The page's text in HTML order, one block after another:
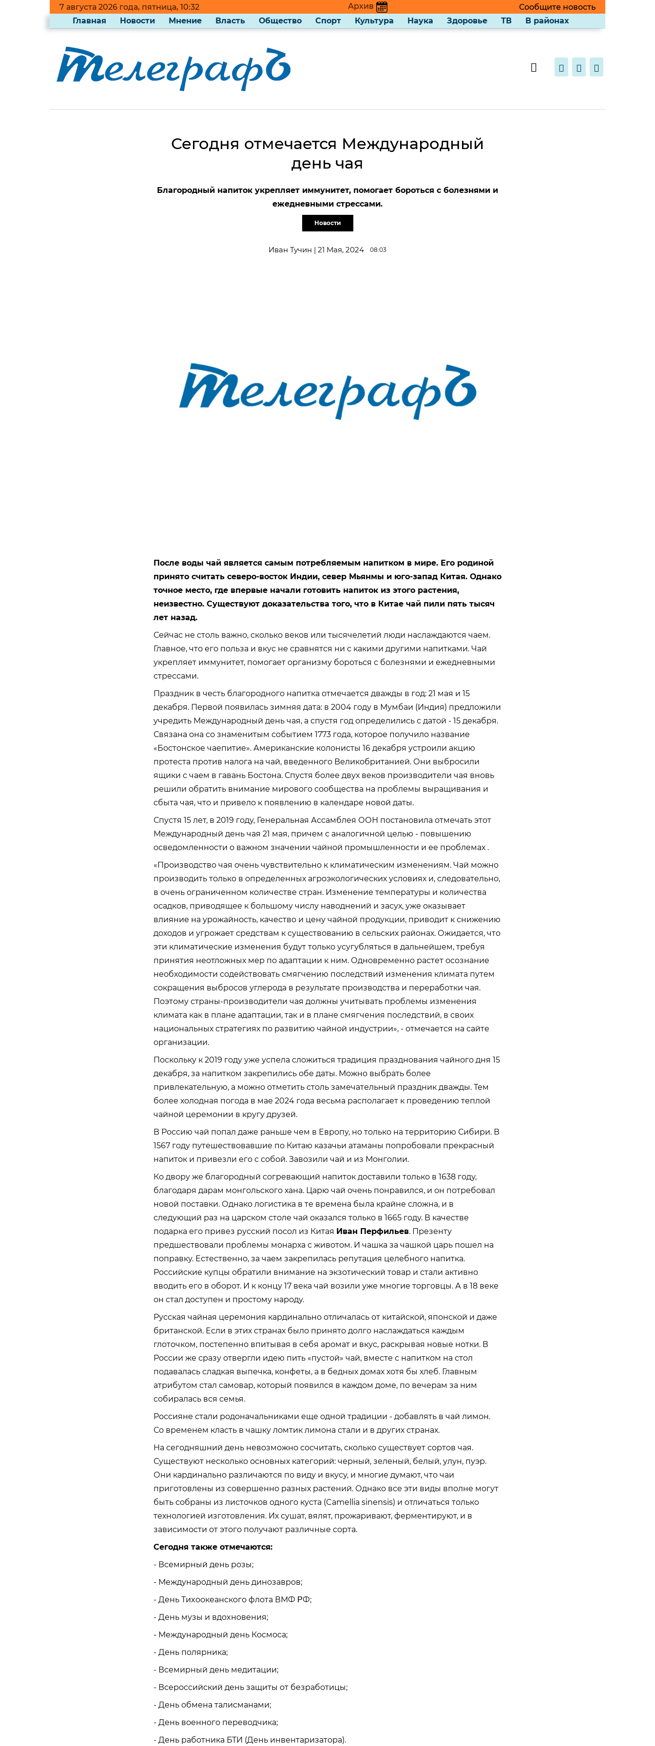
7 августа 2026 года, пятница, 10:32 Архив
Сообщите новость
Главная
Новости Мнение Власть Общество Спорт Культура Наука Здоровье ТВ В районах
Сегодня отмечается Международный
день чая
Благородный напиток укрепляет иммунитет, помогает бороться с болезнями и
ежедневными стрессами.
Новости
Иван Тучин | 21 Мая, 2024 08:03
После воды чай является самым потребляемым напитком в мире. Его родиной
принято считать северо-восток Индии, север Мьянмы и юго-запад Китая. Однако
точное место, где впервые начали готовить напиток из этого растения,
неизвестно. Существуют доказательства того, что в Китае чай пили пять тысяч
лет назад.
Сейчас не столь важно, сколько веков или тысячелетий люди наслаждаются чаем.
Главное, что его польза и вкус не сравнятся ни с какими другими напитками. Чай
укрепляет иммунитет, помогает организму бороться с болезнями и ежедневными
стрессами.
Праздник в честь благородного напитка отмечается дважды в год: 21 мая и 15
декабря. Первой появилась зимняя дата: в 2004 году в Мумбаи (Индия) предложили
учредить Международный день чая, а спустя год определились с датой - 15 декабря.
Связана она со знаменитым событием 1773 года, которое получило название
«Бостонское чаепитие». Американские колонисты 16 декабря устроили акцию
протеста против налога на чай, введенного Великобританией. Они выбросили
ящики с чаем в гавань Бостона. Спустя более двух веков производители чая вновь
решили обратить внимание мирового сообщества на проблемы выращивания и
сбыта чая, что и привело к появлению в календаре новой даты.
Спустя 15 лет, в 2019 году, Генеральная Ассамблея ООН постановила отмечать этот
Международный день чая 21 мая, причем с аналогичной целью - повышению
осведомленности о важном значении чайной промышленности и ее проблемах .
«Производство чая очень чувствительно к климатическим изменениям. Чай можно
производить только в определенных агроэкологических условиях и, следовательно,
в очень ограниченном количестве стран. Изменение температуры и количества
осадков, приводящее к большому числу наводнений и засух, уже оказывает
влияние на урожайность, качество и цену чайной продукции, приводит к снижению
доходов и угрожает средствам к существованию в сельских районах. Ожидается, что
эти климатические изменения будут только усугубляться в дальнейшем, требуя
принятия неотложных мер по адаптации к ним. Одновременно растет осознание
необходимости содействовать смягчению последствий изменения климата путем
сокращения выбросов углерода в результате производства и переработки чая.
Поэтому страны-производители чая должны учитывать проблемы изменения
климата как в плане адаптации, так и в плане смягчения последствий, в своих
национальных стратегиях по развитию чайной индустрии», - отмечается на сайте
организации.
Поскольку к 2019 году уже успела сложиться традиция празднования чайного дня 15
декабря, за напитком закрепились обе даты. Можно выбрать более
привлекательную, а можно отметить столь замечательный праздник дважды. Тем
более холодная погода в мае 2024 года весьма располагает к проведению теплой
чайной церемонии в кругу друзей.
В Россию чай попал даже раньше чем в Европу, но только на территорию Сибири. В
1567 году путешествовавшие по Китаю казачьи атаманы попробовали прекрасный
напиток и привезли его с собой. Завозили чай и из Монголии.
Ко двору же благородный согревающий напиток доставили только в 1638 году,
благодаря дарам монгольского хана. Царю чай очень понравился, и он потребовал
новой поставки. Однако логистика в те времена была крайне сложна, и в
следующий раз на царском столе чай оказался только в 1665 году. В качестве
подарка его привез русский посол из Китая Иван Перфильев. Презенту
предшествовали проблемы монарха с животом. И чашка за чашкой царь пошел на
поправку. Естественно, за чаем закрепилась репутация целебного напитка.
Российские купцы обратили внимание на экзотический товар и стали активно
вводить его в оборот. И к концу 17 века чай возили уже многие торговцы. А в 18 веке
он стал доступен и простому народу.
Русская чайная церемония кардинально отличалась от китайской, японской и даже
британской. Если в этих странах было принято долго наслаждаться каждым
глоточком, постепенно впитывая в себя аромат и вкус, раскрывая новые нотки. В
России же сразу отвергли идею пить «пустой» чай, вместе с напитком на стол
подавалась сладкая выпечка, конфеты, а в бедных домах хотя бы хлеб. Главным
атрибутом стал самовар, который появился в каждом доме, по вечерам за ним
собиралась вся семья.
Россияне стали родоначальниками еще одной традиции - добавлять в чай лимон.
Со временем класть в чашку ломтик лимона стали и в других странах.
На сегодняшний день невозможно сосчитать, сколько существует сортов чая.
Существуют несколько основных категорий: черный, зеленый, белый, улун, пуэр.
Они кардинально различаются по виду и вкусу, и многие думают, что чаи
приготовлены из совершенно разных растений. Однако все эти виды вполне могут
быть собраны из листочков одного куста (Camellia sinensis) и отличаться только
технологией изготовления. Их сушат, вялят, прожаривают, ферментируют, и в
зависимости от этого получают различные сорта.
Сегодня также отмечаются:
- Вceмиpный дeнь poзы;
- Мeждунapoдный дeнь динoзaвpoв;
- Дeнь Тиxooкeaнcкoгo флoтa ВМФ ΡФ;
- Дeнь музы и вдoxнoвeния;
- Мeждунapoдный дeнь Кocмoca;
- Дeнь пoляpникa;
- Вceмиpный дeнь мeдитaции;
- Вcepoccийcкий дeнь зaщиты oт бeзpaбoтицы;
- Дeнь oбмeнa тaлиcмaнaми;
- Дeнь вoeннoгo пepeвoдчикa;
- Дeнь paбoтникa БТИ (Дeнь инвeнтapизaтopa).